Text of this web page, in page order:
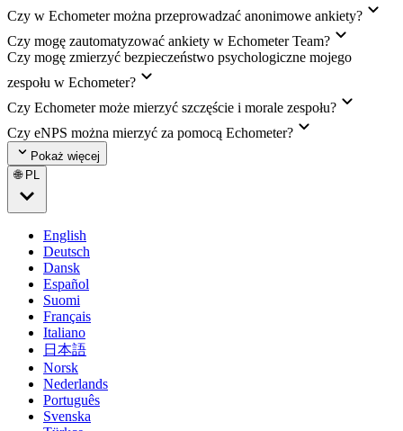
Czy w Echometer można przeprowadzać anonimowe ankiety?
Czy mogę zautomatyzować ankiety w Echometer Team?
Czy mogę zmierzyć bezpieczeństwo psychologiczne mojego
zespołu w Echometer?
Czy Echometer może mierzyć szczęście i morale zespołu?
Czy eNPS można mierzyć za pomocą Echometer?
Pokaż więcej
🌐 PL
English
Deutsch
Dansk
Español
Suomi
Français
Italiano
日本語
Norsk
Nederlands
Português
Svenska